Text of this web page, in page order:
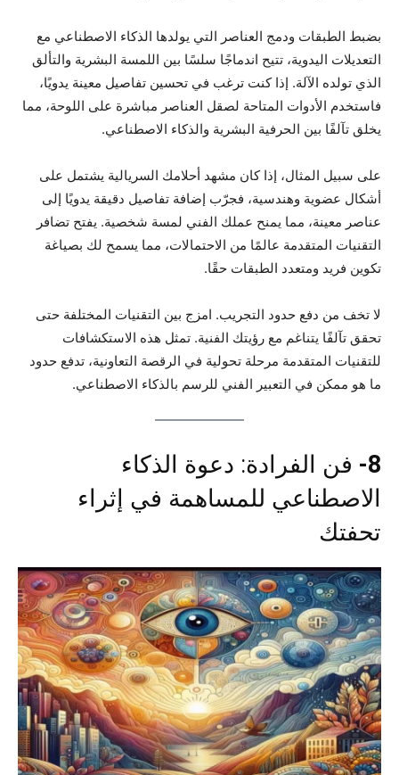
بضبط الطبقات ودمج العناصر التي يولدها الذكاء الاصطناعي مع
التعديلات اليدوية، تتيح اندماجًا سلسًا بين اللمسة البشرية والتألق
الذي تولده الآلة. إذا كنت ترغب في تحسين تفاصيل معينة يدويًا،
فاستخدم الأدوات المتاحة لصقل العناصر مباشرة على اللوحة، مما
يخلق تآلفًا بين الحرفية البشرية والذكاء الاصطناعي.
على سبيل المثال، إذا كان مشهد أحلامك السريالية يشتمل على
أشكال عضوية وهندسية، فجرّب إضافة تفاصيل دقيقة يدويًا إلى
عناصر معينة، مما يمنح عملك الفني لمسة شخصية. يفتح تضافر
التقنيات المتقدمة عالمًا من الاحتمالات، مما يسمح لك بصياغة
تكوين فريد ومتعدد الطبقات حقًا.
لا تخف من دفع حدود التجريب. امزج بين التقنيات المختلفة حتى
تحقق تآلفًا يتناغم مع رؤيتك الفنية. تمثل هذه الاستكشافات
للتقنيات المتقدمة مرحلة تحولية في الرقصة التعاونية، تدفع حدود
ما هو ممكن في التعبير الفني للرسم بالذكاء الاصطناعي.
8-
فن الفرادة: دعوة الذكاء
الاصطناعي للمساهمة في إثراء
تحفتك